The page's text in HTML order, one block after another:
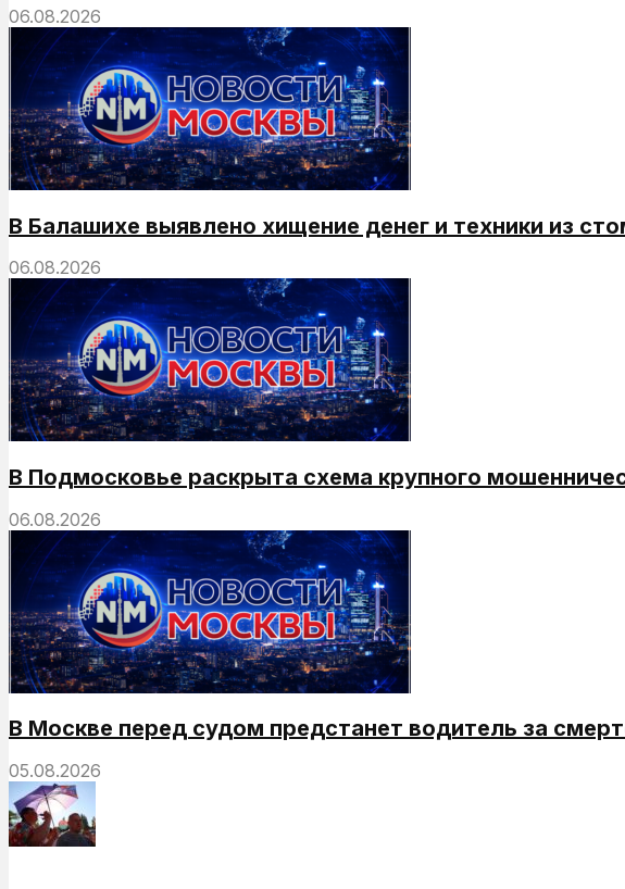
06.08.2026
В Балашихе выявлено хищение денег и техники из
06.08.2026
В Подмосковье раскрыта схема крупного
06.08.2026
В Москве перед судом предстанет водитель за
05.08.2026